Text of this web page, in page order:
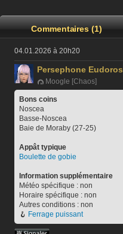
Commentaires (1)
04.01.2026 à 20h20
Persephone Eudoros
Moogle [Chaos]
Bons coins
Noscea
Basse-Noscea
Baie de Moraby (27-25)
Appât typique
Boulette de gobie
Information supplémentaire
Météo spécifique : non
Horaire spécifique : non
Autres conditions : non
🪝 Ferrage puissant